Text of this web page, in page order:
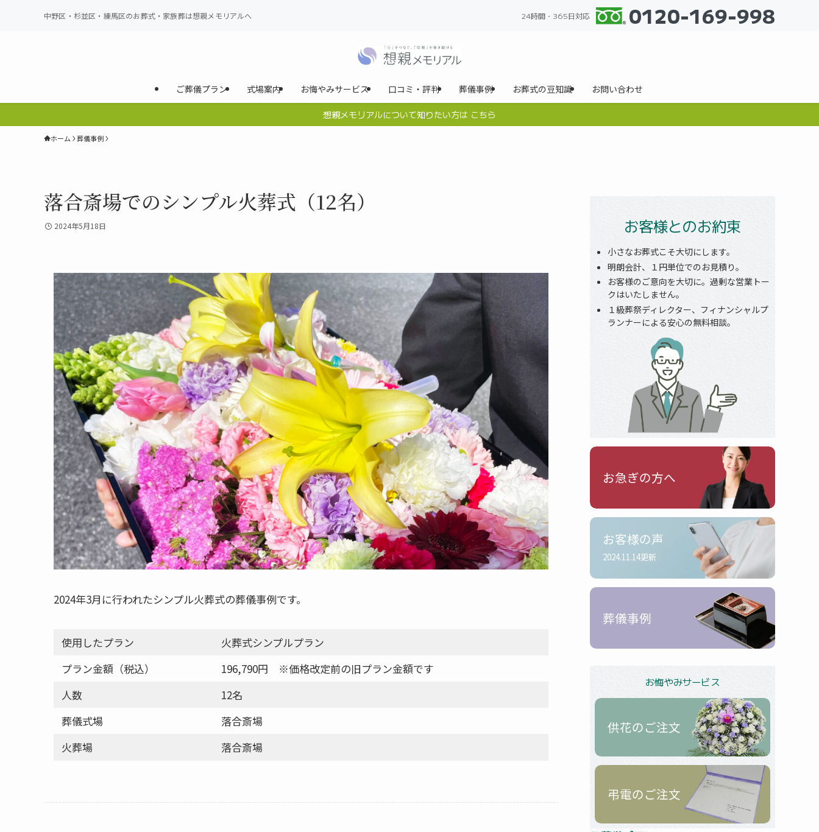
中野区・杉並区・練馬区のお葬式・家族葬は想親メモリアルへ 24時間・365日対応 0120-169-998
ご葬儀プラン 式場案内 お悔やみサービス 口コミ・評判 葬儀事例 お葬式の豆知識 お問い合わせ
想親メモリアルについて知りたい方は こちら
ホーム 葬儀事例
落合斎場でのシンプル火葬式（12名）
2024年5月18日
2024年3月に行われたシンプル火葬式の葬儀事例です。
使用したプラン
火葬式シンプルプラン
プラン金額（税込）
196,790円 ※価格改定前の旧プラン金額です
人数
12名
葬儀式場
落合斎場
火葬場
落合斎場
お客様とのお約束
小さなお葬式こそ大切にします。
明朗会計、１円単位でのお見積り。
お客様のご意向を大切に。過剰な営業トー
クはいたしません。
１級葬祭ディレクター、フィナンシャルプ
ランナーによる安心の無料相談。
お急ぎの方へ
お客様の声
2024.11.14更新
葬儀事例
お悔やみサービス
供花のご注文
弔電のご注文